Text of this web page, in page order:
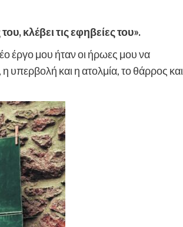
κλέβει τις εφηβείες του».
έργο μου ήταν οι ήρωες μου να
υπερβολή και η ατολμία, το θάρρος και